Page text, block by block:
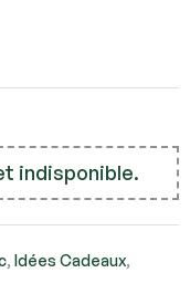
indisponible.
,Idées Cadeaux,